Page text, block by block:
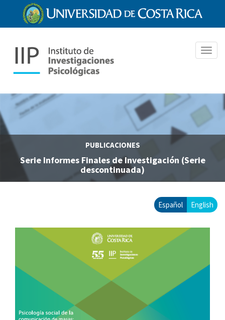
contenido
PUBLICACIONES
Serie Informes Finales de Investigación (Serie
descontinuada)
Español English